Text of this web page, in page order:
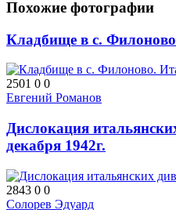
Похожие фотографии
Кладбище в с.
2501 0 0
Евгений Романов
Дислокация
декабря 1942г.
2843 0 0
Солорев Эдуард